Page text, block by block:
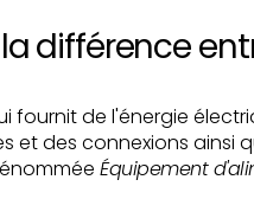
différence
fournit de l'énergie
et des connexions ainsi
Équipement